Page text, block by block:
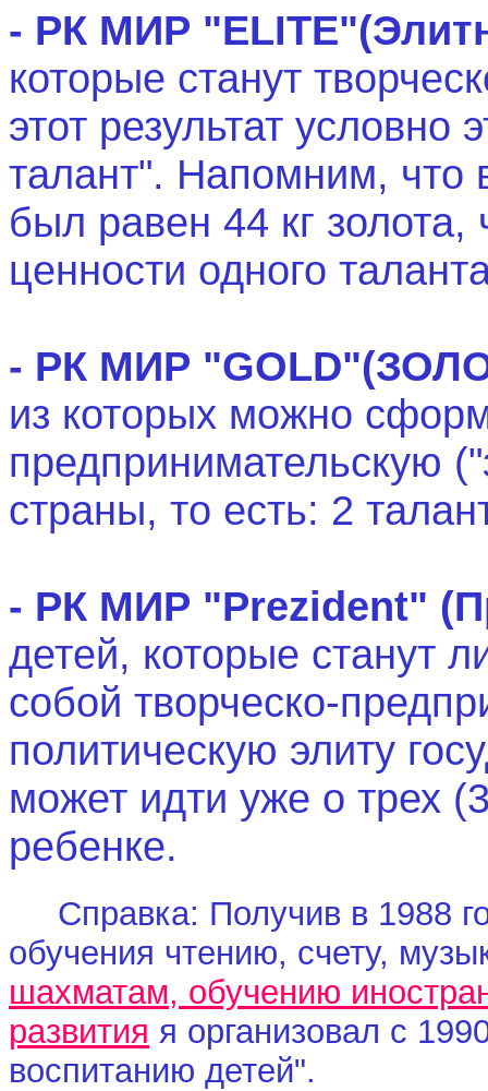
- РК МИР "ELITE"(
которые станут
этот результат условно
талант". Напомним, что
был равен 44 кг золота,
ценности одного
- РК МИР "GOLD"(
из которых можно
предпринимательскую
страны, то есть: 2
- РК МИР "Prezident" (
детей, которые станут
собой творческо-
политическую элиту
может идти уже о трех
ребенке.
Справка: Получив в 1988
обучения чтению, счету,
шахматам, обучению
развития я организовал с
воспитанию детей".